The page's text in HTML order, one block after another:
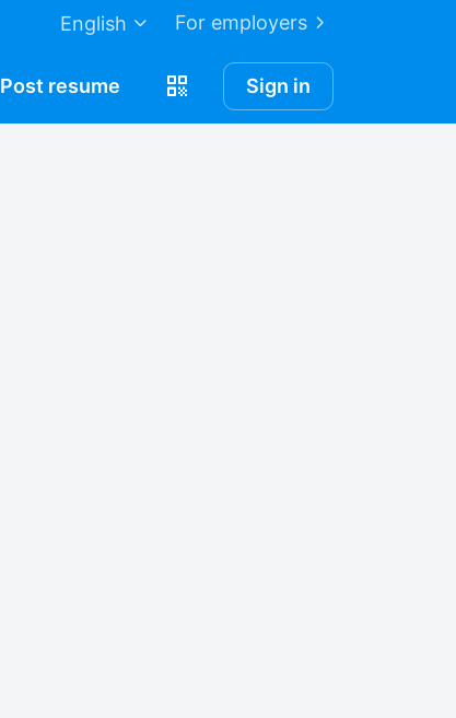
For employers
English
Post resume Sign in